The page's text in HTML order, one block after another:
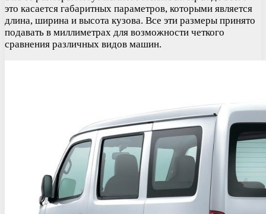
это касается габаритных параметров, которыми является
длина, ширина и высота кузова. Все эти размеры принято
подавать в миллиметрах для возможности четкого
сравнения различных видов машин.